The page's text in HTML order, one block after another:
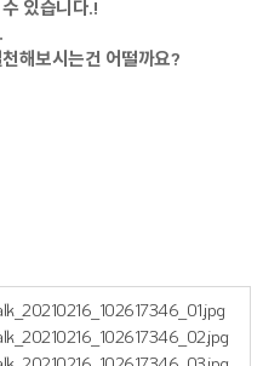
있습니다.!
해보시는건 어떨까요?